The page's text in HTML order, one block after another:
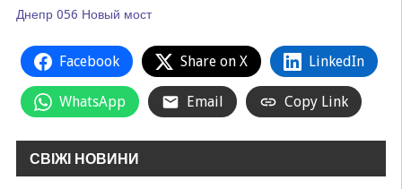
Днепр 056 Новый мост
Facebook Share on X LinkedIn
WhatsApp Email Copy Link
СВІЖІ НОВИНИ